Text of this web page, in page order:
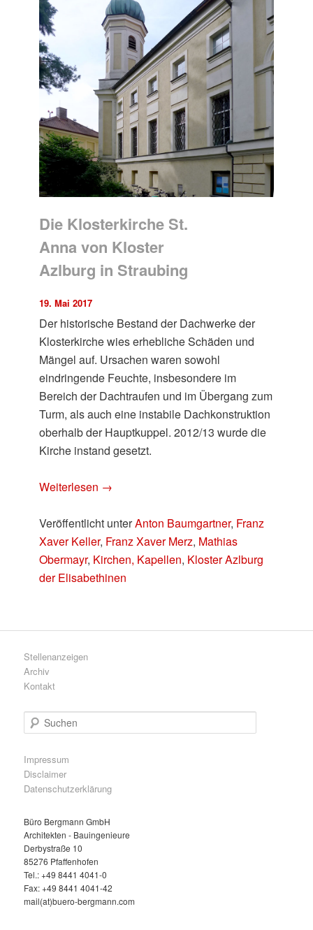
Die Klosterkirche St.
Anna von Kloster
Azlburg in Straubing
19. Mai 2017
Der historische Bestand der Dachwerke der
Klosterkirche wies erhebliche Schäden und
Mängel auf. Ursachen waren sowohl
eindringende Feuchte, insbesondere im
Bereich der Dachtraufen und im Übergang zum
Turm, als auch eine instabile Dachkonstruktion
oberhalb der Hauptkuppel. 2012/13 wurde die
Kirche instand gesetzt.
Weiterlesen →
Veröffentlicht unterAnton Baumgartner, Franz
Xaver Keller, Franz Xaver Merz, Mathias
Obermayr, Kirchen, Kapellen, Kloster Azlburg
der Elisabethinen
Stellenanzeigen
Archiv
Kontakt
u
h
e
n
Impressum
Disclaimer
Datenschutzerklärung
Büro Bergmann GmbH
Architekten - Bauingenieure
Derbystraße 10
85276 Pfaffenhofen
Tel.: +49 8441 4041-0
Fax: +49 8441 4041-42
mail(at)buero-bergmann.com